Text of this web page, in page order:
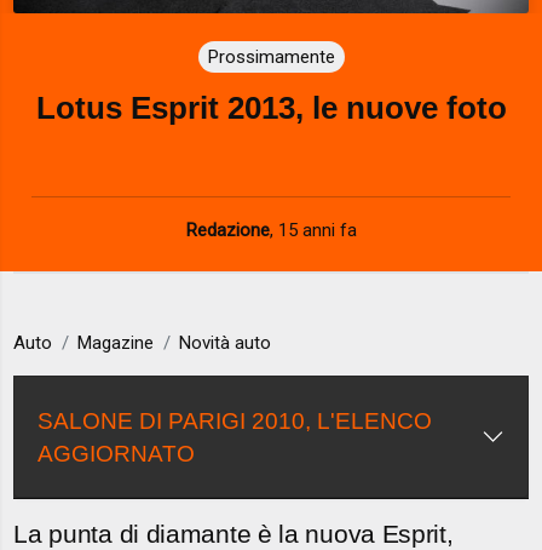
Prossimamente
Lotus Esprit 2013, le nuove foto
Redazione, 15 anni fa
Auto Magazine Novità auto
SALONE DI PARIGI 2010, L'ELENCO
AGGIORNATO
La punta di diamante è la nuova Esprit,